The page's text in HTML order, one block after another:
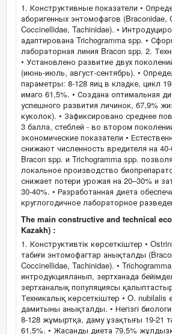
1. Конструктивные показатели •
аборигенных энтомофагов (Braconidae,
Coccinellidae, Tachinidae). •
адаптирована Trichogramma spp. •
лабораторная линия Bracon spp. 2.
• Установлено развитие двух
(июнь-июль, август-сентябрь). •
параметры: 8-128 яиц в кладке, цикл
имаго 61,5%. • Создана оптимальная
успешного развития личинок, 67,9%
куколок). • Зафиксировано среднее
3 балла, стеблей - во втором
экономические показатели •
снижают численность вредителя на
Bracon spp. и Trichogramma spp.
локальное производство
снижает потери урожая на 20–30% и
30-40%. • Разработанная диета
круглогодичное лабораторное
The main constructive and technical
Kazakh) :
1. Конструктивтік көрсеткіштер •
табиғи энтомофагтар анықталды
Coccinellidae, Tachinidae). •
интродукцияланып, зертханада
зертханалық популяциясы
Техникалық көрсеткіштер • O. nubilalis
дамитыны анықталды. • Негізгі
8-128 жұмыртқа, даму ұзақтығы 19-21
61,5%. • Жасанды диета 79,5%